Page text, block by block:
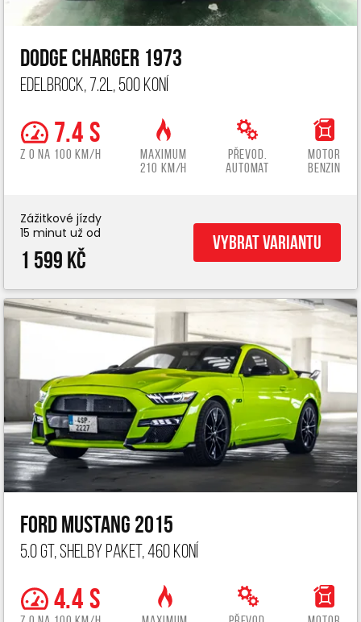
Dodge Charger 1973
Edelbrock, 7.2L, 500 koní
7.4 s
z 0 na 100 km/h
Maximum
210 km/h
Převod.
automat
Motor
benzin
Zážitkové jízdy
15 minut už od
1 599 Kč
Vybrat variantu
Ford Mustang 2015
5.0 GT, Shelby paket, 460 koní
4.4 s